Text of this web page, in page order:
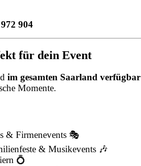
904
für dein Event
im gesamten Saarland verfügbar
Momente.
& Firmenevents 🎭
& Musikevents 🎶
💍